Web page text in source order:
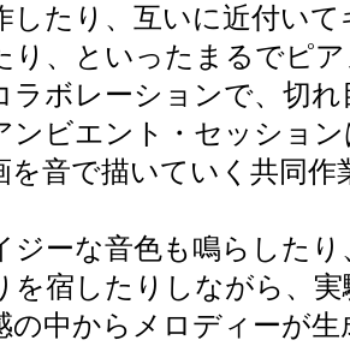
したり、互いに近付い
り、といったまるでピ
ラボレーションで、切
ンビエント・セッショ
を音で描いていく共同作
ジーな音色も鳴らした
を宿したりしながら、
の中からメロディーが